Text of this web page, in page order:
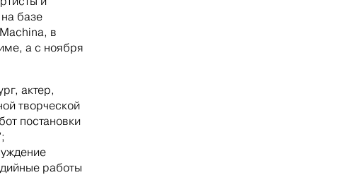
базе
в
а с ноября
актер,
творческой
постановки
работы